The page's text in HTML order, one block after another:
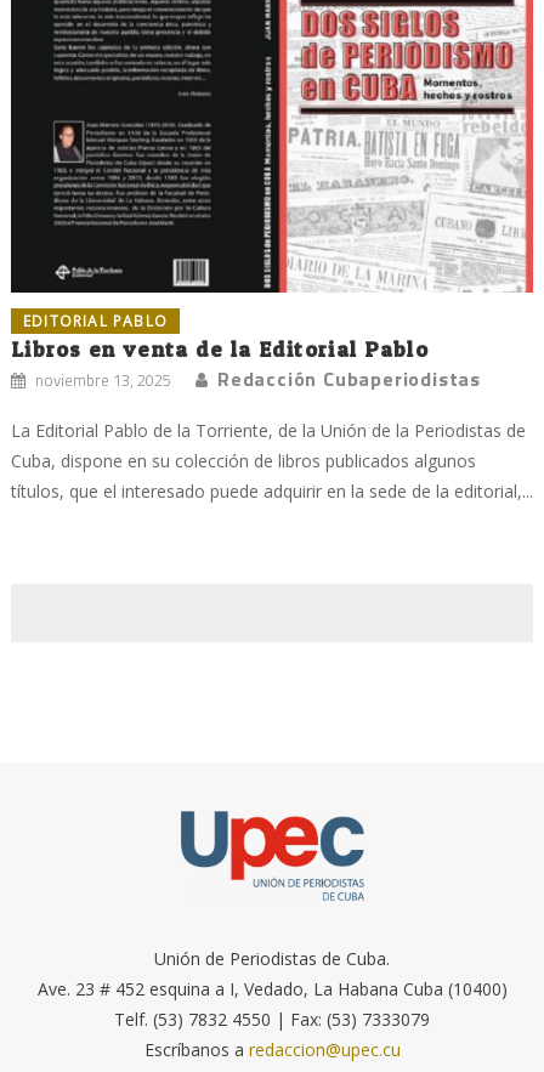
EDITORIAL PABLO
Libros en venta de la Editorial Pablo
noviembre 13, 2025 Redacción Cubaperiodistas
La Editorial Pablo de la Torriente, de la Unión de la Periodistas de
Cuba, dispone en su colección de libros publicados algunos
títulos, que el interesado puede adquirir en la sede de la editorial,...
Unión de Periodistas de Cuba.
Ave. 23 # 452 esquina a I, Vedado, La Habana Cuba (10400)
Telf. (53) 7832 4550 | Fax: (53) 7333079
Escríbanos a redaccion@upec.cu